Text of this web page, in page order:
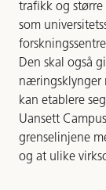
trafikk og større
som
Den skal også
næringsklynger
kan etablere
Uansett
grenselinjene
og at ulike